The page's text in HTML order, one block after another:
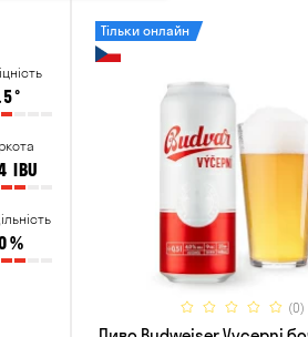
°
IBU
%
(0)
Тільки онлайн